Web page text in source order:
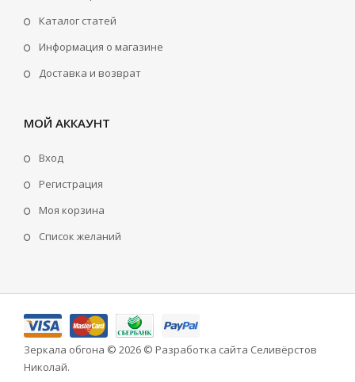
Каталог статей
Информация о магазине
Доставка и возврат
МОЙ АККАУНТ
Вход
Регистрация
Моя корзина
Cписок желаний
Зеркала обгона © 2026 © Разработка сайта Селивёрстов
Николай.